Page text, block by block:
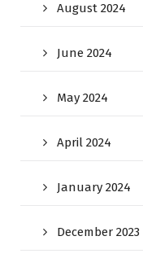
August 2024
June 2024
May 2024
April 2024
January 2024
December 2023